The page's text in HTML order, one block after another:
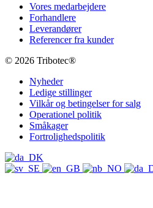
Vores medarbejdere
Forhandlere
Leverandører
Referencer fra kunder
© 2026 Tribotec®
Nyheder
Ledige stillinger
Vilkår og betingelser for salg
Operationel politik
Småkager
Fortrolighedspolitik